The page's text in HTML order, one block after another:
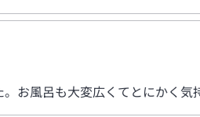
お風呂も大変広くてとにかく